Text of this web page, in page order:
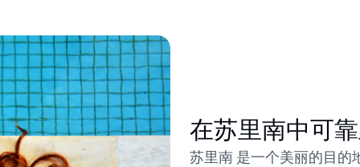
在苏里南中可
苏里南 是一个美丽的目的